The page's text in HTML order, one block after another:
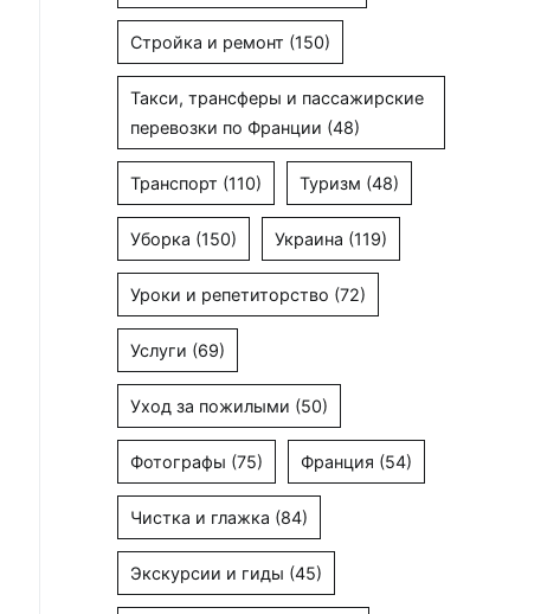
Стройка и ремонт (150)
Такси, трансферы и пассажирские
перевозки по Франции (48)
Транспорт (110) Туризм (48)
Уборка (150) Украина (119)
Уроки и репетиторство (72)
Услуги (69)
Уход за пожилыми (50)
Фотографы (75) Франция (54)
Чистка и глажка (84)
Экскурсии и гиды (45)